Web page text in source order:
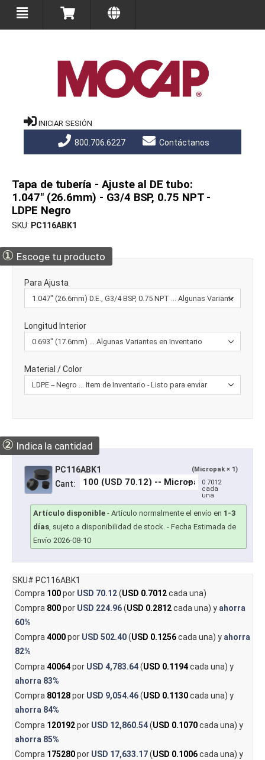
INICIAR SESIÓN
800.706.6227 Contáctanos
Tapa de tubería - Ajuste al DE tubo:
1.047" (26.6mm) - G3/4 BSP, 0.75 NPT -
LDPE Negro
SKU PC116ABK1
① Escoge tu producto
Para Ajusta
Longitud Interior
Material / Color
② Indica la cantidad
PC116ABK1 (Micropak × 1)
Cant:
0.7012
cada
una
Artículo disponible - Artículo normalmente el envío en 1-3
días, sujeto a disponibilidad de stock. - Fecha Estimada de
Envío 2026-08-10
SKU# PC116ABK1
Compra 100por USD 70.12(USD 0.7012cada una)
Compra 800por USD 224.96(USD 0.2812cada una) y ahorra
60%
Compra4000por USD 502.40(USD 0.1256cada una) y ahorra
82%
Compra 40064por USD 4,783.64(USD 0.1194cada una) y
ahorra 83%
Compra 80128por USD 9,054.46(USD 0.1130cada una) y
ahorra 84%
Compra 120192por USD 12,860.54(USD 0.1070cada una) y
ahorra 85%
Compra 175280por USD 17,633.17(USD 0.1006cada una) y